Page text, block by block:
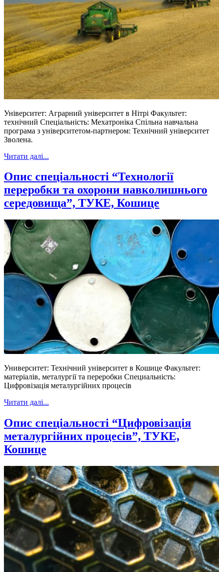
Університет: Аграрний університет в Нітрі Факультет:
технічний Спеціальність: Мехатроніка Спільна навчальна
програма з університетом-партнером: Технічний університет
Зволена.
Читати далі...
Опис спеціальності “Технології
переробки та охорони навколишнього
середовища”, ТУКЕ, Кошице
Университет: Технічний університет в Кошице Факультет:
матеріалів, металургії та переробки Специальність:
Цифровізація металургійних процесів
Читати далі...
Опис спеціальності “Цифровізація
металургійних процесів”, ТУКЕ,
Кошице